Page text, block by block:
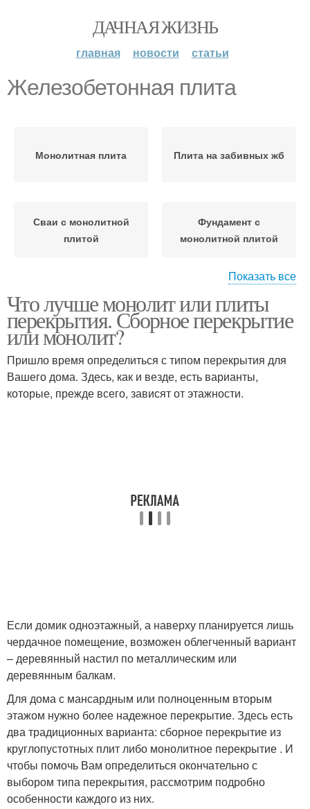
ДАЧНАЯ ЖИЗНЬ
главная новости статьи
Железобетонная плита
Монолитная плита Плита на забивных жб
Сваи с монолитной
плитой
Фундамент с
монолитной плитой
Плиты на сваях
Показать все
Что лучше монолит или плиты
перекрытия. Сборное перекрытие
или монолит?
Пришло время определиться с типом перекрытия для
Вашего дома. Здесь, как и везде, есть варианты,
которые, прежде всего, зависят от этажности.
Если домик одноэтажный, а наверху планируется лишь
чердачное помещение, возможен облегченный вариант
– деревянный настил по металлическим или
деревянным балкам.
Для дома с мансардным или полноценным вторым
этажом нужно более надежное перекрытие. Здесь есть
два традиционных варианта: сборное перекрытие из
круглопустотных плит либо монолитное перекрытие . И
чтобы помочь Вам определиться окончательно с
выбором типа перекрытия, рассмотрим подробно
особенности каждого из них.